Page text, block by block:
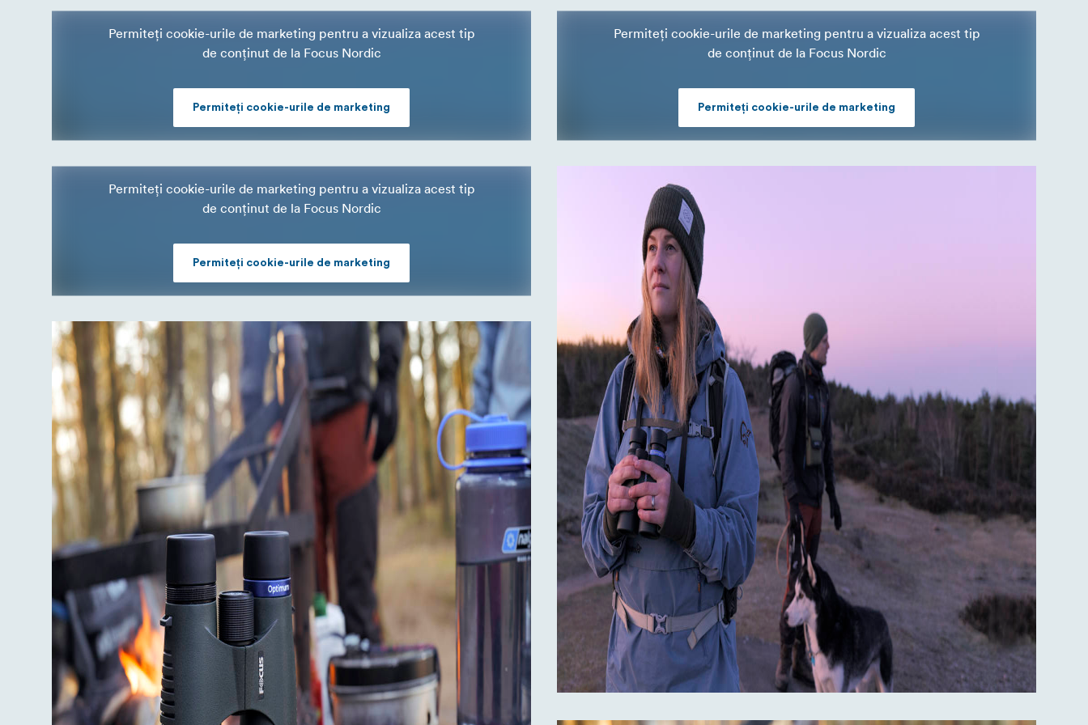
Permiteți cookie-urile de marketing pentru a vizualiza acest tip
de conținut de la Focus Nordic
Permiteți cookie-urile de marketing
Permiteți cookie-urile de marketing pentru a vizualiza acest tip
de conținut de la Focus Nordic
Permiteți cookie-urile de marketing
Permiteți cookie-urile de marketing pentru a vizualiza acest tip
de conținut de la Focus Nordic
Permiteți cookie-urile de marketing